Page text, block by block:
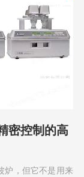
密控制的高
炉，但它不是用来